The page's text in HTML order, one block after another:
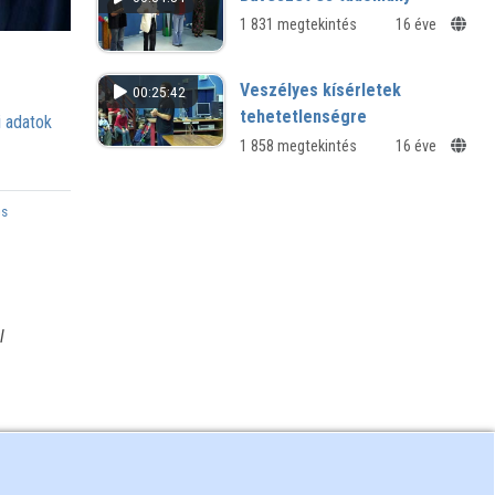
adatok
1 831 megtekintés 16 éve
00:25:42
Veszélyes kísérletek
tehetetlenségre
1 858 megtekintés 16 éve